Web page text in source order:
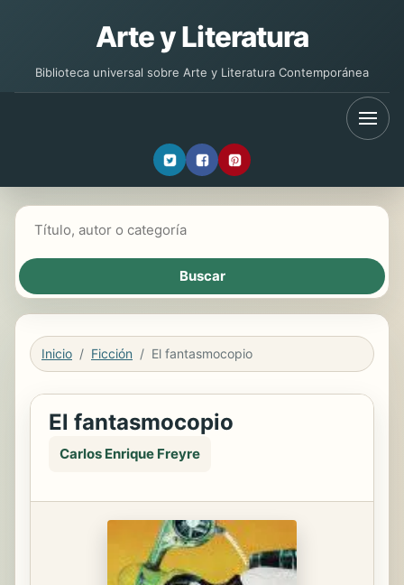
Arte y Literatura
Biblioteca universal sobre Arte y Literatura Contemporánea
Inicio Ficción El fantasmocopio
El fantasmocopio
Carlos Enrique Freyre